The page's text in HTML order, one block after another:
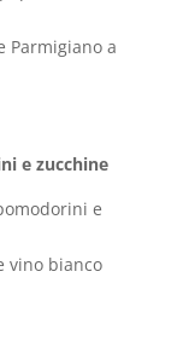
Parmigiano a
e zucchine
e
vino bianco